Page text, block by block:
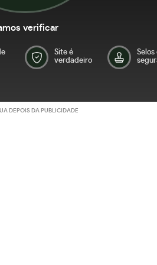
verificar
Site é
verdadeiro
Selos
DEPOIS DA PUBLICIDADE